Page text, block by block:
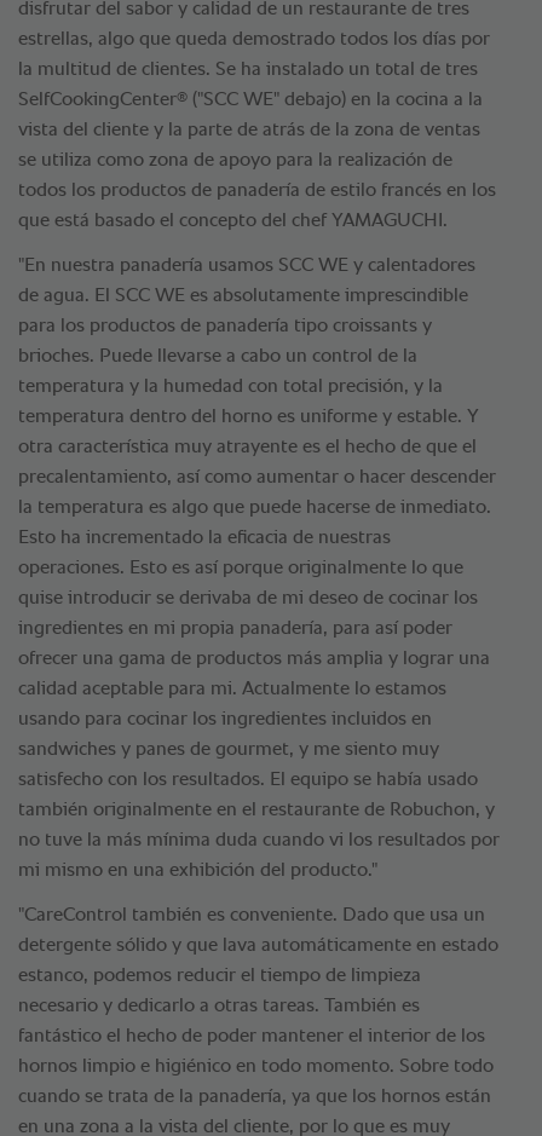
disfrutar del sabor y calidad de un restaurante de tres
estrellas, algo que queda demostrado todos los días por
la multitud de clientes. Se ha instalado un total de tres
SelfCookingCenter® ("SCC WE" debajo) en la cocina a la
vista del cliente y la parte de atrás de la zona de ventas
se utiliza como zona de apoyo para la realización de
todos los productos de panadería de estilo francés en los
que está basado el concepto del chef YAMAGUCHI.
"En nuestra panadería usamos SCC WE y calentadores
de agua. El SCC WE es absolutamente imprescindible
para los productos de panadería tipo croissants y
brioches. Puede llevarse a cabo un control de la
temperatura y la humedad con total precisión, y la
temperatura dentro del horno es uniforme y estable. Y
otra característica muy atrayente es el hecho de que el
precalentamiento, así como aumentar o hacer descender
la temperatura es algo que puede hacerse de inmediato.
Esto ha incrementado la eficacia de nuestras
operaciones. Esto es así porque originalmente lo que
quise introducir se derivaba de mi deseo de cocinar los
ingredientes en mi propia panadería, para así poder
ofrecer una gama de productos más amplia y lograr una
calidad aceptable para mi. Actualmente lo estamos
usando para cocinar los ingredientes incluidos en
sandwiches y panes de gourmet, y me siento muy
satisfecho con los resultados. El equipo se había usado
también originalmente en el restaurante de Robuchon, y
no tuve la más mínima duda cuando vi los resultados por
mi mismo en una exhibición del producto."
"CareControl también es conveniente. Dado que usa un
detergente sólido y que lava automáticamente en estado
estanco, podemos reducir el tiempo de limpieza
necesario y dedicarlo a otras tareas. También es
fantástico el hecho de poder mantener el interior de los
hornos limpio e higiénico en todo momento. Sobre todo
cuando se trata de la panadería, ya que los hornos están
en una zona a la vista del cliente, por lo que es muy